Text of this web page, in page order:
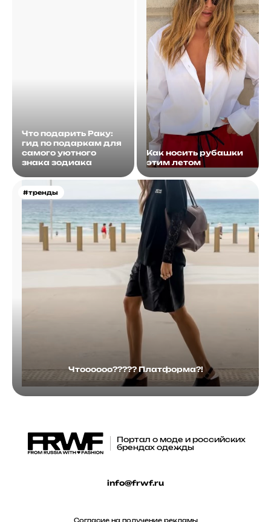
Что подарить Раку:
гид по подаркам для
самого уютного
знака зодиака
Как носить рубашки
этим летом
#тренды
Чтоооооо????? Платформа?!
Портал о моде и российских
брендах одежды
info@frwf.ru
Согласие на получение рекламы